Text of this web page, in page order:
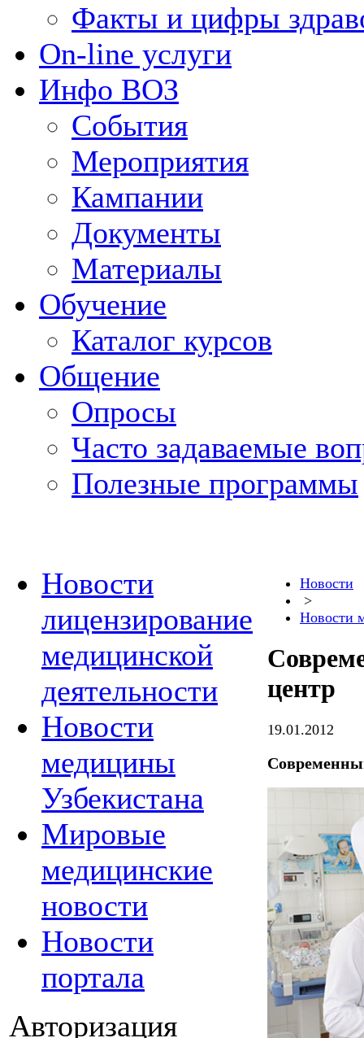
Факты и цифры
On-line услуги
Инфо ВОЗ
События
Мероприятия
Кампании
Документы
Материалы
Обучение
Каталог курсов
Общение
Опросы
Часто задаваемые
Полезные программы
Новости
лицензирование
медицинской
деятельности
Новости
медицины
Узбекистана
Мировые
медицинские
новости
Новости
портала
Авторизация
Новости
>
Новости
центр
19.01.2012